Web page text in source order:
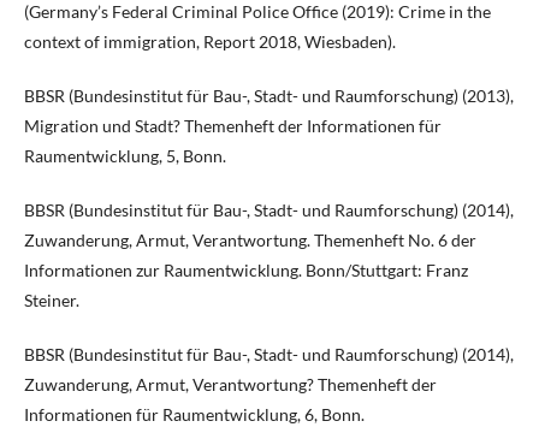
(Germany’s Federal Criminal Police Office (2019): Crime in the
context of immigration, Report 2018, Wiesbaden).
BBSR (Bundesinstitut für Bau-, Stadt- und Raumforschung) (2013),
Migration und Stadt? Themenheft der Informationen für
Raumentwicklung, 5, Bonn.
BBSR (Bundesinstitut für Bau-, Stadt- und Raumforschung) (2014),
Zuwanderung, Armut, Verantwortung. Themenheft No. 6 der
Informationen zur Raumentwicklung. Bonn/Stuttgart: Franz
Steiner.
BBSR (Bundesinstitut für Bau-, Stadt- und Raumforschung) (2014),
Zuwanderung, Armut, Verantwortung? Themenheft der
Informationen für Raumentwicklung, 6, Bonn.